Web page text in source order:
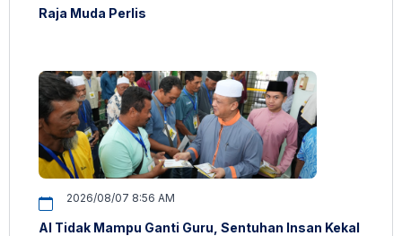
Raja Muda Perlis
2026/08/07 8:56 AM
AI Tidak Mampu Ganti Guru, Sentuhan Insan Kekal